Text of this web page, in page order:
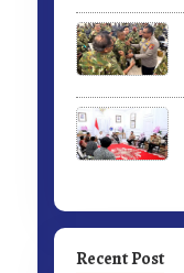
Recent Post